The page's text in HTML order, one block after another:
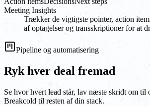
Meeting Insights
Trækker de vigtigste pointer, action
af optagelser og transskriptioner for at
Pipeline og automatisering
Ryk hver deal fremad
Se hvor hvert lead står, lav næste skridt om til
Breakcold til resten af din stack.